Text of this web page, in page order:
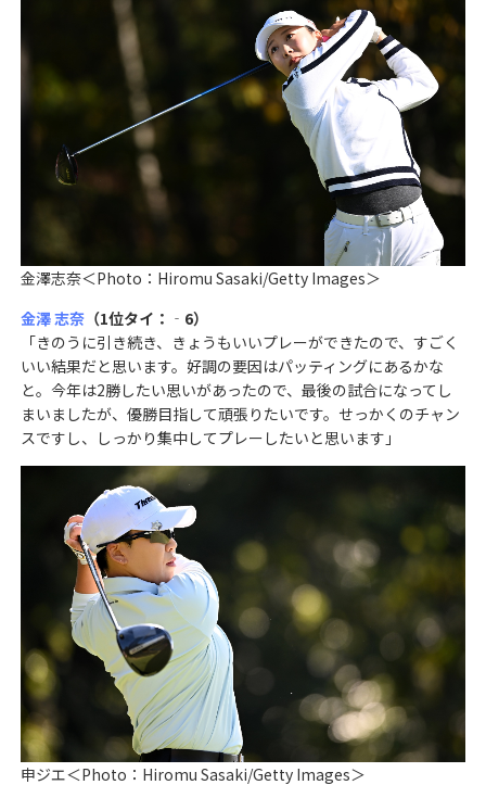
金澤志奈＜Photo：Hiromu Sasaki/Getty Images＞
金澤 志奈（1位タイ：‐6）
「きのうに引き続き、きょうもいいプレーができたので、すごく
いい結果だと思います。好調の要因はパッティングにあるかな
と。今年は2勝したい思いがあったので、最後の試合になってし
まいましたが、優勝目指して頑張りたいです。せっかくのチャン
スですし、しっかり集中してプレーしたいと思います」
申ジエ＜Photo：Hiromu Sasaki/Getty Images＞